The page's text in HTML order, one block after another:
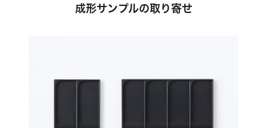
成形サンプルの取り寄せ